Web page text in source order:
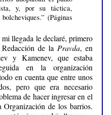
y, por su táctica,
(Páginas
llegada le declaré, primero
de la Pravda, en
y Kamenev, que estaba
en la organización
en cuenta que entre unos
pero que era necesario
de hacer ingresar en el
Organización de los barrios.